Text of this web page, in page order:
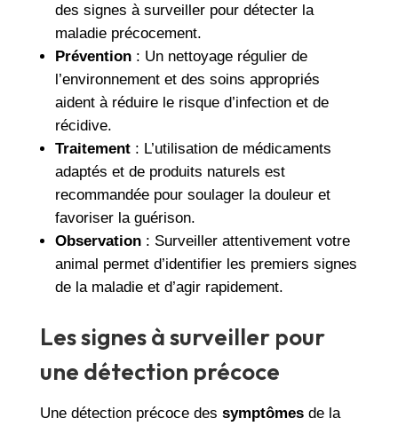
des signes à surveiller pour détecter la
maladie précocement.
Prévention: Un nettoyage régulier de
l’environnement et des soins appropriés
aident à réduire le risque d’infection et de
récidive.
Traitement: L’utilisation de médicaments
adaptés et de produits naturels est
recommandée pour soulager la douleur et
favoriser la guérison.
Observation: Surveiller attentivement votre
animal permet d’identifier les premiers signes
de la maladie et d’agir rapidement.
Les signes à surveiller pour
une détection précoce
Une détection précoce des symptômesde la